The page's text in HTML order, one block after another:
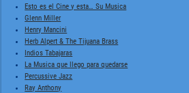
Esto es el Cine y esta… Su Musica
Glenn Miller
Henry Mancini
Herb Alpert & The Tijuana Brass
Indios Tabajaras
La Musica que llego para quedarse
Percussive Jazz
Ray Anthony